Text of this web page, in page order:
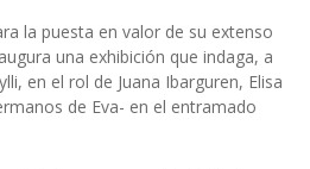
la puesta en valor de su extenso
una exhibición que indaga, a
en el rol de Juana Ibarguren, Elisa
de Eva- en el entramado